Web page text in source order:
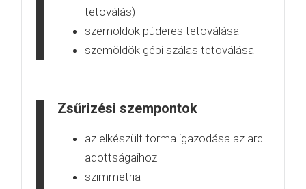
tetoválás)
szemöldök púderes tetoválása
szemöldök gépi szálas tetoválása
Zsűrizési szempontok
az elkészült forma igazodása az arc
adottságaihoz
szimmetria